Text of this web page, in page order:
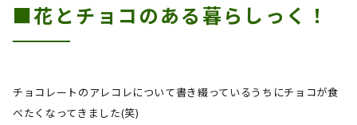
■花とチョコのある暮らしっく！
チョコレートのアレコレについて書き綴っているうちにチョコが食
べたくなってきました(笑)